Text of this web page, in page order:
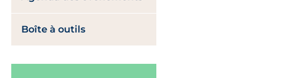
Boîte à outils